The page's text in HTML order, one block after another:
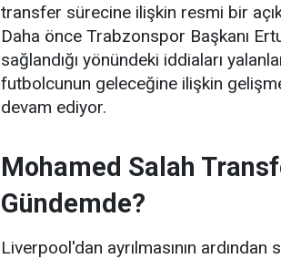
transfer sürecine ilişkin resmi bir
Daha önce Trabzonspor Başkanı
sağlandığı yönündeki iddiaları
futbolcunun geleceğine ilişkin
devam ediyor.
Mohamed Salah
Gündemde?
Liverpool'dan ayrılmasının